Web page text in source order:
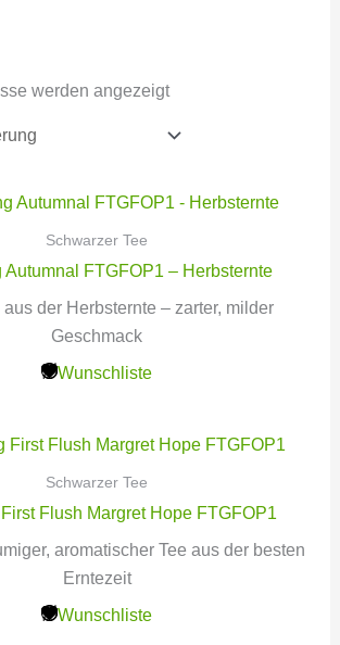
werden angezeigt
Schwarzer Tee
Autumnal FTGFOP1 – Herbsternte
aus der Herbsternte – zarter, milder
Geschmack
Wunschliste
Schwarzer Tee
Flush Margret Hope FTGFOP1
aromatischer Tee aus der besten
Erntezeit
Wunschliste